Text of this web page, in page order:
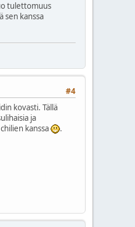
tulettomuus
sen kanssa
#4
kovasti. Tällä
ja
kanssa
.